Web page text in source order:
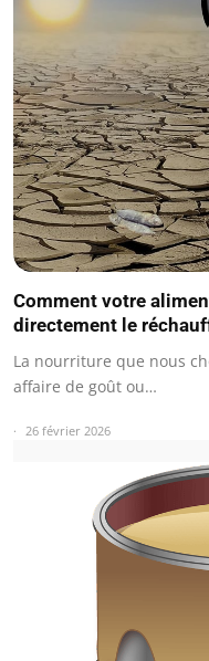
Comment votre
directement le
La nourriture que nous
affaire de goût ou…
26 février 2026